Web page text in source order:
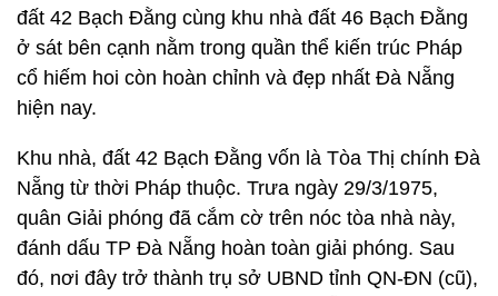
đất 42 Bạch Đằng cùng khu nhà đất 46 Bạch Đằng
ở sát bên cạnh nằm trong quần thể kiến trúc Pháp
cổ hiếm hoi còn hoàn chỉnh và đẹp nhất Đà Nẵng
hiện nay.
Khu nhà, đất 42 Bạch Đằng vốn là Tòa Thị chính Đà
Nẵng từ thời Pháp thuộc. Trưa ngày 29/3/1975,
quân Giải phóng đã cắm cờ trên nóc tòa nhà này,
đánh dấu TP Đà Nẵng hoàn toàn giải phóng. Sau
đó, nơi đây trở thành trụ sở UBND tỉnh QN-ĐN (cũ),